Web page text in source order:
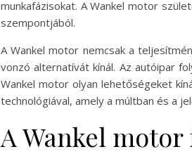
munkafázisokat. A Wankel motor
szempontjából.
A Wankel motor nemcsak a
vonzó alternatívát kínál. Az autóipar
Wankel motor olyan lehetőségeket
technológiával, amely a múltban és a
A Wankel motor